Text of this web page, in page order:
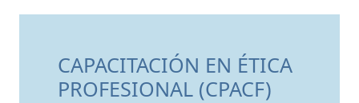
CAPACITACIÓN EN ÉTICA
PROFESIONAL (CPACF)